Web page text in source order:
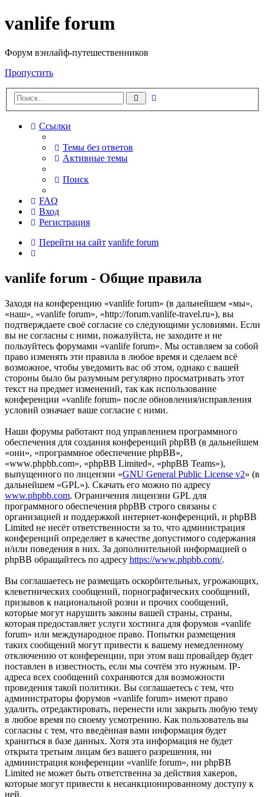
vanlife forum
Форум вэнлайф-путешественников
Пропустить
Поиск
Ссылки
Темы без ответов
Активные темы
Поиск
FAQ
Вход
Регистрация
Перейти на сайт vanlife forum
vanlife forum - Общие правила
Заходя на конференцию «vanlife forum» (в дальнейшем «мы»,
«наш», «vanlife forum», «http://forum.vanlife-travel.ru»), вы
подтверждаете своё согласие со следующими условиями. Если
вы не согласны с ними, пожалуйста, не заходите и не
пользуйтесь форумами «vanlife forum». Мы оставляем за собой
право изменять эти правила в любое время и сделаем всё
возможное, чтобы уведомить вас об этом, однако с вашей
стороны было бы разумным регулярно просматривать этот
текст на предмет изменений, так как использование
конференции «vanlife forum» после обновления/исправления
условий означает ваше согласие с ними.
Наши форумы работают под управлением программного
обеспечения для создания конференций phpBB (в дальнейшем
«они», «программное обеспечение phpBB»,
«www.phpbb.com», «phpBB Limited», «phpBB Teams»),
выпущенного по лицензии «GNU General Public License v2» (в
дальнейшем «GPL»). Скачать его можно по адресу
www.phpbb.com. Ограничения лицензии GPL для
программного обеспечения phpBB строго связаны с
организацией и поддержкой интернет-конференций, и phpBB
Limited не несёт ответственности за то, что администрация
конференций определяет в качестве допустимого содержания
и/или поведения в них. За дополнительной информацией о
phpBB обращайтесь по адресу https://www.phpbb.com/.
Вы соглашаетесь не размещать оскорбительных, угрожающих,
клеветнических сообщений, порнографических сообщений,
призывов к национальной розни и прочих сообщений,
которые могут нарушить законы вашей страны, страны,
которая предоставляет услуги хостинга для форумов «vanlife
forum» или международное право. Попытки размещения
таких сообщений могут привести к вашему немедленному
отключению от конференции, при этом ваш провайдер будет
поставлен в известность, если мы сочтём это нужным. IP-
адреса всех сообщений сохраняются для возможности
проведения такой политики. Вы соглашаетесь с тем, что
администраторы форумов «vanlife forum» имеют право
удалить, отредактировать, перенести или закрыть любую тему
в любое время по своему усмотрению. Как пользователь вы
согласны с тем, что введённая вами информация будет
храниться в базе данных. Хотя эта информация не будет
открыта третьим лицам без вашего разрешения, ни
администрация конференции «vanlife forum», ни phpBB
Limited не может быть ответственна за действия хакеров,
которые могут привести к несанкционированному доступу к
ней.